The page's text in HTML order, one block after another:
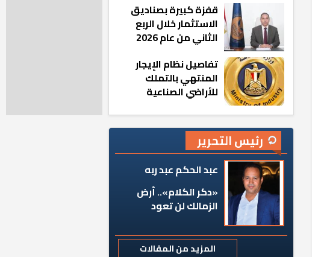
قفزة كبيرة بصناديق
الاستثمار خلال الربع
الثاني من عام 2026
تفاصيل نظام الإيجار
المنتهي بالتملك
للأراضي الصناعية
رئيس التحرير
عبد الحكم عبد ربه
«دكر الكلام».. أرض
الزمالك لن تعود
المزيد من المقالات